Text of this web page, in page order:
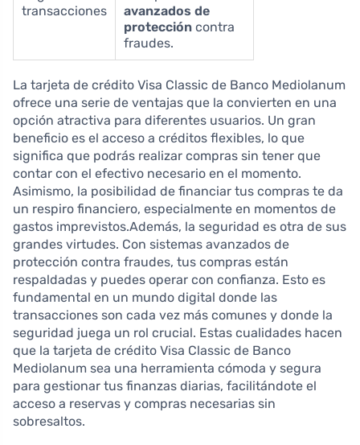
transacciones
avanzados de
protección contra
fraudes.
La tarjeta de crédito Visa Classic de Banco Mediolanum
ofrece una serie de ventajas que la convierten en una
opción atractiva para diferentes usuarios. Un gran
beneficio es el acceso a créditos flexibles, lo que
significa que podrás realizar compras sin tener que
contar con el efectivo necesario en el momento.
Asimismo, la posibilidad de financiar tus compras te da
un respiro financiero, especialmente en momentos de
gastos imprevistos.Además, la seguridad es otra de sus
grandes virtudes. Con sistemas avanzados de
protección contra fraudes, tus compras están
respaldadas y puedes operar con confianza. Esto es
fundamental en un mundo digital donde las
transacciones son cada vez más comunes y donde la
seguridad juega un rol crucial. Estas cualidades hacen
que la tarjeta de crédito Visa Classic de Banco
Mediolanum sea una herramienta cómoda y segura
para gestionar tus finanzas diarias, facilitándote el
acceso a reservas y compras necesarias sin
sobresaltos.